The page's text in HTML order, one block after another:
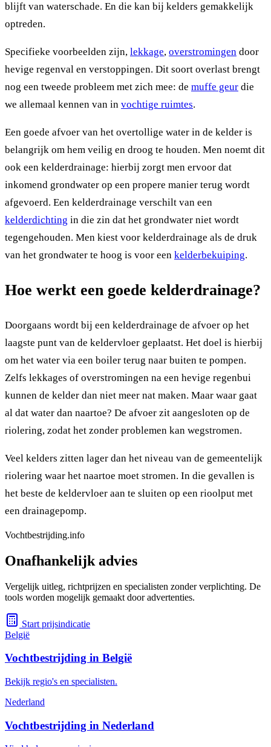
blijft van waterschade. En die kan bij kelders gemakkelijk
optreden.
Specifieke voorbeelden zijn, lekkage, overstromingen door
hevige regenval en verstoppingen. Dit soort overlast brengt
nog een tweede probleem met zich mee: de muffe geur die
we allemaal kennen van in vochtige ruimtes.
Een goede afvoer van het overtollige water in de kelder is
belangrijk om hem veilig en droog te houden. Men noemt dit
ook een kelderdrainage: hierbij zorgt men ervoor dat
inkomend grondwater op een propere manier terug wordt
afgevoerd. Een kelderdrainage verschilt van een
kelderdichting in die zin dat het grondwater niet wordt
tegengehouden. Men kiest voor kelderdrainage als de druk
van het grondwater te hoog is voor een kelderbekuiping.
Hoe werkt een goede kelderdrainage?
Doorgaans wordt bij een kelderdrainage de afvoer op het
laagste punt van de keldervloer geplaatst. Het doel is hierbij
om het water via een boiler terug naar buiten te pompen.
Zelfs lekkages of overstromingen na een hevige regenbui
kunnen de kelder dan niet meer nat maken. Maar waar gaat
al dat water dan naartoe? De afvoer zit aangesloten op de
riolering, zodat het zonder problemen kan wegstromen.
Veel kelders zitten lager dan het niveau van de gemeentelijk
riolering waar het naartoe moet stromen. In die gevallen is
het beste de keldervloer aan te sluiten op een rioolput met
een drainagepomp.
Vochtbestrijding.info
Onafhankelijk advies
Vergelijk uitleg, richtprijzen en specialisten zonder verplichting. De
tools worden mogelijk gemaakt door advertenties.
Start prijsindicatie
België
Vochtbestrijding in België
Bekijk regio's en specialisten.
Nederland
Vochtbestrijding in Nederland